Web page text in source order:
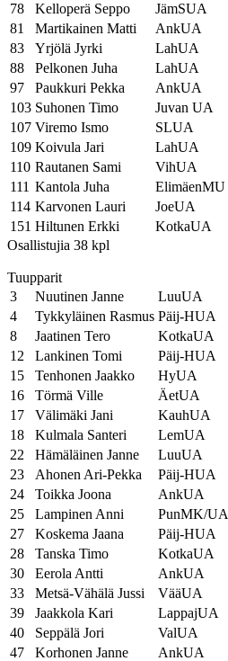
78
Kelloperä Seppo JämSUA
81
Martikainen Matti AnkUA
83
Yrjölä Jyrki LahUA
88
Pelkonen Juha LahUA
97
Paukkuri Pekka AnkUA
103 Suhonen Timo Juvan UA
107 Viremo Ismo SLUA
109 Koivula Jari LahUA
110 Rautanen Sami VihUA
111 Kantola Juha ElimäenMU
114 Karvonen Lauri JoeUA
151 Hiltunen Erkki KotkaUA
Osallistujia 38 kpl
Tuupparit
3
Nuutinen Janne LuuUA
4
Tykkyläinen Rasmus Päij-HUA
8
Jaatinen Tero KotkaUA
12
Lankinen Tomi Päij-HUA
15
Tenhonen Jaakko HyUA
16
Törmä Ville ÄetUA
17
Välimäki Jani KauhUA
18
Kulmala Santeri LemUA
22
Hämäläinen Janne LuuUA
23
Ahonen Ari-Pekka Päij-HUA
24
Toikka Joona AnkUA
25
Lampinen Anni PunMK/UA
27
Koskema Jaana Päij-HUA
28
Tanska Timo KotkaUA
30
Eerola Antti AnkUA
33
Metsä-Vähälä Jussi VääUA
39
Jaakkola Kari LappajUA
40
Seppälä Jori ValUA
47
Korhonen Janne AnkUA